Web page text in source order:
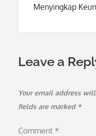
Menyingkap
Leave a
Your email address
fields are marked *
Comment *